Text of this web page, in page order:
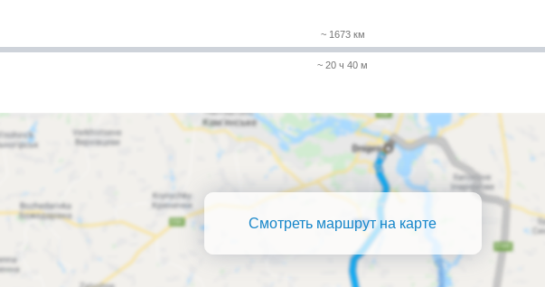
~ 1673 км
~ 20 ч 40 м
Смотреть маршрут на карте